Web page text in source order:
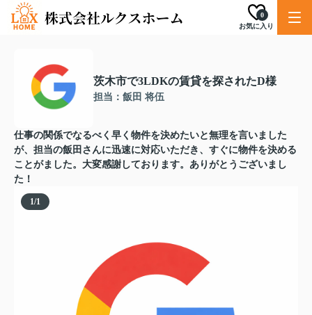
お気に入り
0
茨木市で3LDKの賃貸を探されたD様
担当：飯田 将伍
仕事の関係でなるべく早く物件を決めたいと無理を言いました
が、担当の飯田さんに迅速に対応いただき、すぐに物件を決める
ことがました。大変感謝しております。ありがとうございまし
た！
1/1